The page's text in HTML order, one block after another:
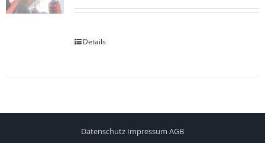
Details
Datenschutz Impressum AGB